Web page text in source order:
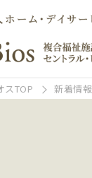
スTOP 新着情報